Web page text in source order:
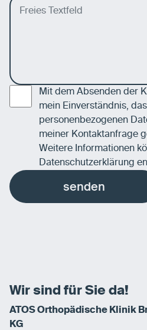
Mit dem Absenden der
mein Einverständnis,
personenbezogenen
meiner Kontaktanfrage
Weitere Informationen
Datenschutzerklärung
senden
Wir sind für Sie da!
ATOS Orthopädische Klinik
KG